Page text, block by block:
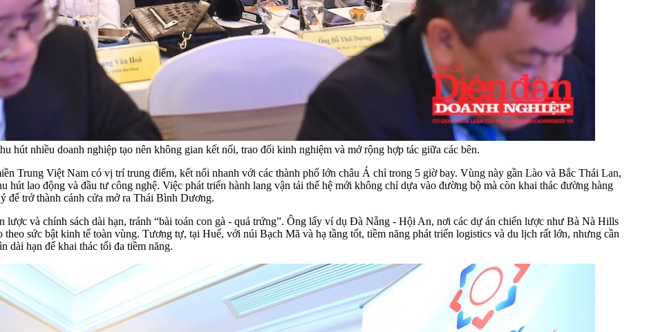
hút nhiều doanh nghiệp tạo nên không gian kết nối, trao đổi kinh nghiệm và mở rộng hợp tác giữa các bên.
Trung Việt Nam có vị trí trung điểm, kết nối nhanh với các thành phố lớn châu Á chỉ trong 5 giờ bay. Vùng này gần Lào và Bắc Thái Lan,
hút lao động và đầu tư công nghệ. Việc phát triển hành lang vận tải thế hệ mới không chỉ dựa vào đường bộ mà còn khai thác đường hàng
để trở thành cánh cửa mở ra Thái Bình Dương.
lược và chính sách dài hạn, tránh “bài toán con gà - quả trứng”. Ông lấy ví dụ Đà Nẵng - Hội An, nơi các dự án chiến lược như Bà Nà Hills
sức bật kinh tế toàn vùng. Tương tự, tại Huế, với núi Bạch Mã và hạ tầng tốt, tiềm năng phát triển logistics và du lịch rất lớn, nhưng cần
dài hạn để khai thác tối đa tiềm năng.